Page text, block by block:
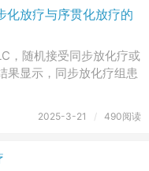
化放疗与序贯化放疗的
，随机接受同步放化疗或
果显示，同步放化疗组患
2025-3-21 / 490阅读